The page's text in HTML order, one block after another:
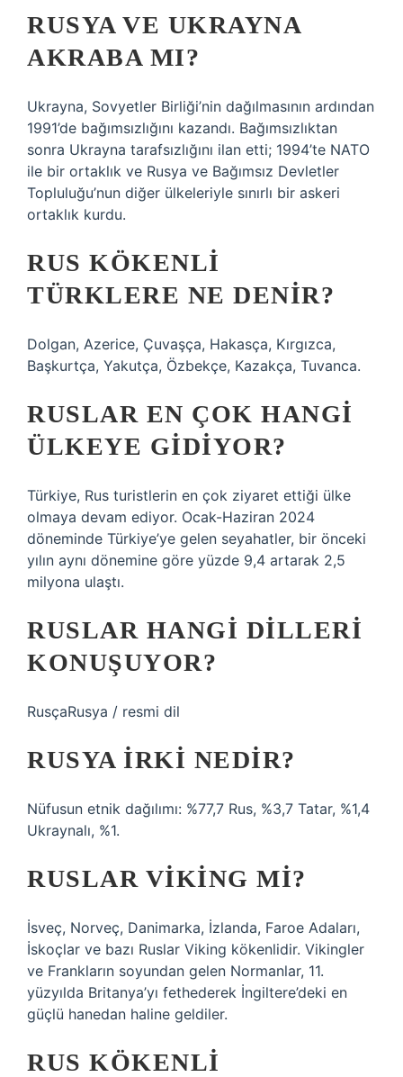
RUSYA VE UKRAYNA
AKRABA MI?
Ukrayna, Sovyetler Birliği’nin dağılmasının ardından
1991’de bağımsızlığını kazandı. Bağımsızlıktan
sonra Ukrayna tarafsızlığını ilan etti; 1994’te NATO
ile bir ortaklık ve Rusya ve Bağımsız Devletler
Topluluğu’nun diğer ülkeleriyle sınırlı bir askeri
ortaklık kurdu.
RUS KÖKENLI
TÜRKLERE NE DENIR?
Dolgan, Azerice, Çuvaşça, Hakasça, Kırgızca,
Başkurtça, Yakutça, Özbekçe, Kazakça, Tuvanca.
RUSLAR EN ÇOK HANGI
ÜLKEYE GIDIYOR?
Türkiye, Rus turistlerin en çok ziyaret ettiği ülke
olmaya devam ediyor. Ocak-Haziran 2024
döneminde Türkiye’ye gelen seyahatler, bir önceki
yılın aynı dönemine göre yüzde 9,4 artarak 2,5
milyona ulaştı.
RUSLAR HANGI DILLERI
KONUŞUYOR?
RusçaRusya / resmi dil
RUSYA IRKI NEDIR?
Nüfusun etnik dağılımı: %77,7 Rus, %3,7 Tatar, %1,4
Ukraynalı, %1.
RUSLAR VIKING MI?
İsveç, Norveç, Danimarka, İzlanda, Faroe Adaları,
İskoçlar ve bazı Ruslar Viking kökenlidir. Vikingler
ve Frankların soyundan gelen Normanlar, 11.
yüzyılda Britanya’yı fethederek İngiltere’deki en
güçlü hanedan haline geldiler.
RUS KÖKENLI